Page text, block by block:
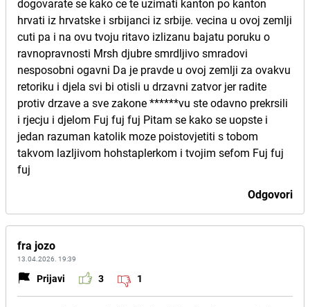
dogovarate se kako ce te uzimati kanton po kanton
hrvati iz hrvatske i srbijanci iz srbije. vecina u ovoj zemlji
cuti pa i na ovu tvoju ritavo izlizanu bajatu poruku o
ravnopravnosti Mrsh djubre smrdljivo smradovi
nesposobni ogavni Da je pravde u ovoj zemlji za ovakvu
retoriku i djela svi bi otisli u drzavni zatvor jer radite
protiv drzave a sve zakone ******vu ste odavno prekrsili
i rjecju i djelom Fuj fuj fuj Pitam se kako se uopste i
jedan razuman katolik moze poistovjetiti s tobom
takvom lazljivom hohstaplerkom i tvojim sefom Fuj fuj
fuj
Odgovori
fra jozo
13.04.2026. 19:39
Prijavi 3 1